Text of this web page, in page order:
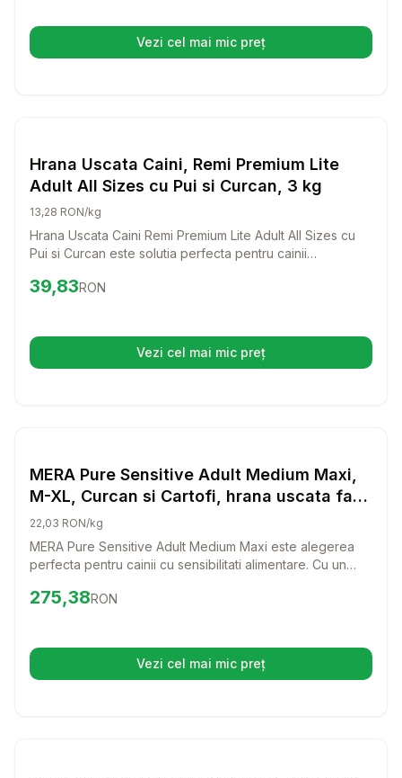
Vezi cel mai mic preț(se deschide într-o filă nouă)
Hrana Uscata Caini
Hrana Uscata Caini, Remi Premium Lite
Adult All Sizes cu Pui si Curcan, 3 kg
13,28 RON/kg
Hrana Uscata Caini Remi Premium Lite Adult All Sizes cu
Pui si Curcan este solutia perfecta pentru cainii
nutrienti si proteine premium, aceasta hrana le va oferi
Preț:39.83
39,83RON
Vezi cel mai mic preț(se deschide într-o filă nouă)
Hrana Uscata Caini
MERA Pure Sensitive Adult Medium Maxi,
M-XL, Curcan si Cartofi, hrana uscata fara
cereale caini, alergii, 12.5kg
22,03 RON/kg
MERA Pure Sensitive Adult Medium Maxi este alegerea
perfecta pentru cainii cu sensibilitati alimentare. Cu un
uscata fara cereale ofera o dieta echilibrata si gustoasa
Preț: 275.38 RON
275,38RON
Vezi cel mai mic preț(se deschide într-o filă nouă)